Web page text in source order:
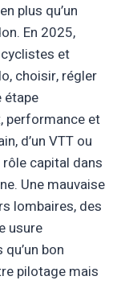
plus qu’un
En 2025,
et
choisir, régler
étape
performance et
d’un VTT ou
rôle capital dans
Une mauvaise
lombaires, des
usure
bon
pilotage mais